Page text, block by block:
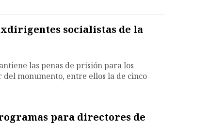
socialistas de la
las penas de prisión para los
monumento, entre ellos la de cinco
para directores de